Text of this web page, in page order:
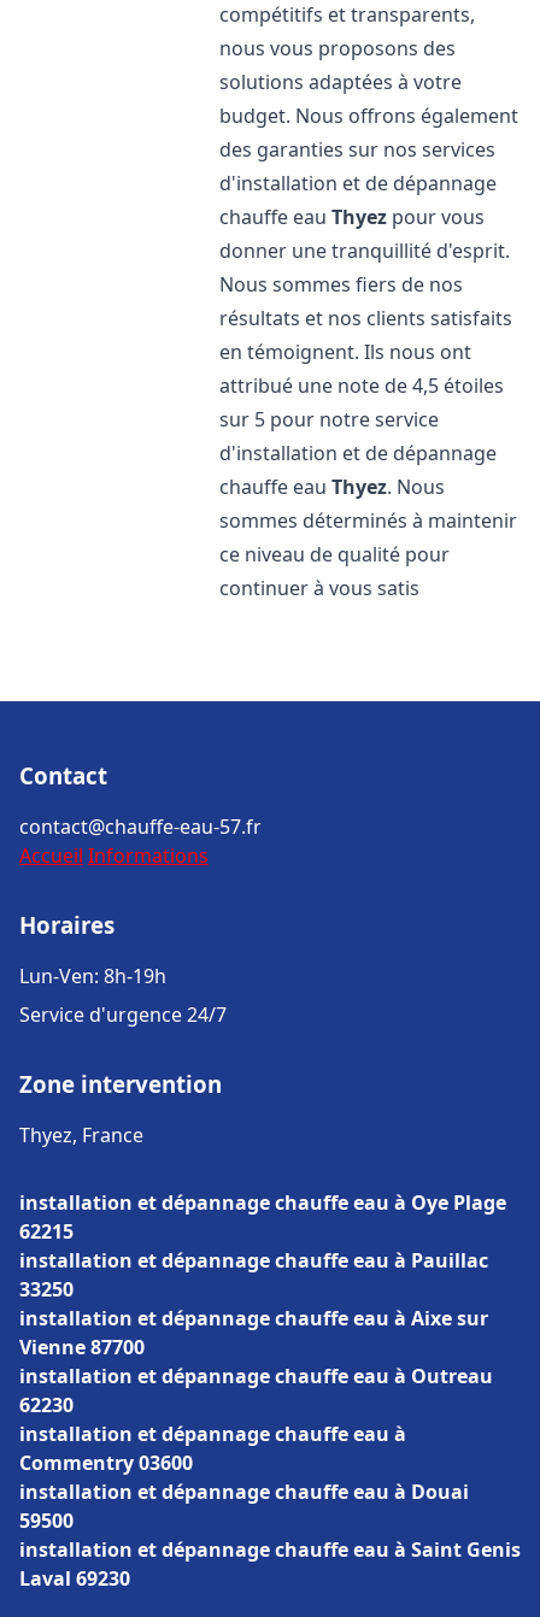
compétitifs et transparents,
nous vous proposons des
solutions adaptées à votre
budget. Nous offrons également
des garanties sur nos services
d'installation et de dépannage
chauffe eauThyez pour vous
donner une tranquillité d'esprit.
Nous sommes fiers de nos
résultats et nos clients satisfaits
en témoignent. Ils nous ont
attribué une note de 4,5 étoiles
sur 5 pour notre service
d'installation et de dépannage
chauffe eauThyez. Nous
sommes déterminés à maintenir
ce niveau de qualité pour
continuer à vous satis
Contact
contact@chauffe-eau-57.fr
Accueil Informations
Horaires
Lun-Ven: 8h-19h
Service d'urgence 24/7
Zone intervention
Thyez, France
installation et dépannage chauffe eau à Oye Plage
62215
installation et dépannage chauffe eau à Pauillac
33250
installation et dépannage chauffe eau à Aixe sur
Vienne 87700
installation et dépannage chauffe eau à Outreau
62230
installation et dépannage chauffe eau à
Commentry 03600
installation et dépannage chauffe eau à Douai
59500
installation et dépannage chauffe eau à Saint Genis
Laval 69230